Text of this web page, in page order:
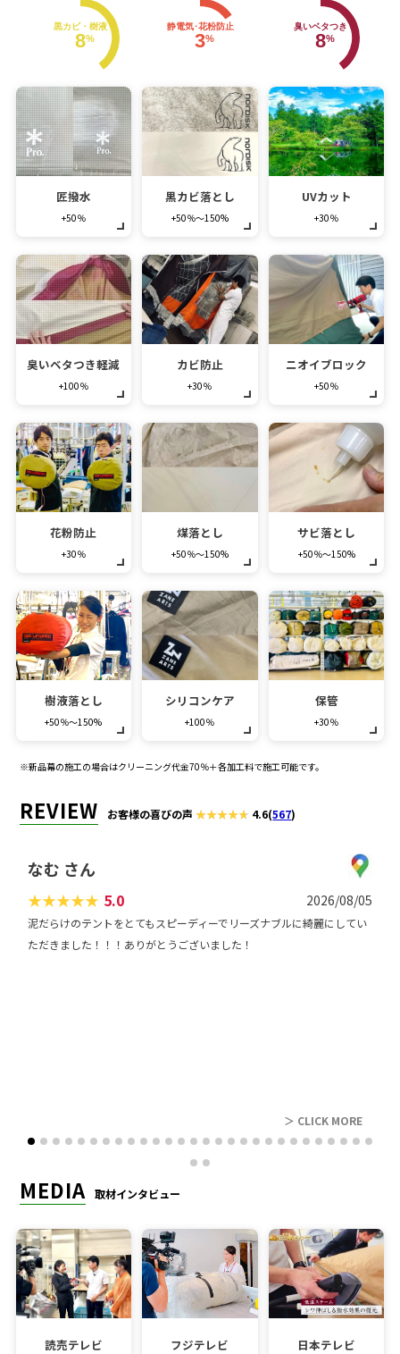
黒カビ・樹液
8%
静電気･花粉防止
3%
臭いベタつき
8%
匠撥水
+50％
黒カビ落とし
+50％～150%
UVカット
+30％
臭いベタつき軽減
+100％
カビ防止
+30％
ニオイブロック
+50％
花粉防止
+30％
煤落とし
+50％～150%
サビ落とし
+50％～150%
樹液落とし
+50％～150%
シリコンケア
+100％
保管
+30％
※新品幕の施工の場合はクリーニング代金70％＋各加工料で施工可能です。
REVIEW お客様の喜びの声 4.6(567)
なむ さん
★★★★★ 5.0 2026/08/05
泥だらけのテントをとてもスピーディーでリーズナブルに綺麗にしてい
ただきました！！！ありがとうございました！
＞ CLICK MORE
MEDIA 取材インタビュー
読売テレビ フジテレビ 日本テレビ